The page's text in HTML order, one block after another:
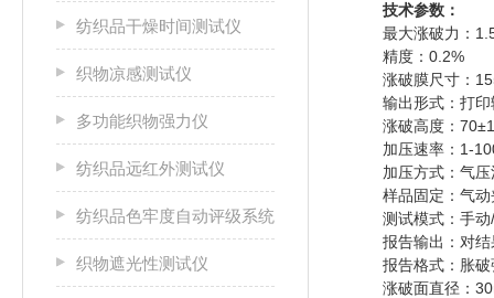
纺织品干燥时间测试仪
织物凉感测试仪
多功能织物强力仪
纺织品远红外测试仪
纺织品色牢度自动评级系统
织物遮光性测试仪
技术参数：
最大涨破力：
精度：0.2%
涨破膜尺寸：
输出形式：打
涨破高度：
加压速率：1-
加压方式：气压
样品固定：气
测试模式：手
报告输出：对
报告格式：胀
涨破面直径：